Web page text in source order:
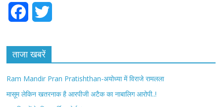
c
b
t
ताजा खबरें
Ram Mandir Pran Pratishthan-अयोध्या में विराजे रामलला
मासूम लेकिन खतरनाक है आरपीजी अटैक का नाबालिग आरोपी..!